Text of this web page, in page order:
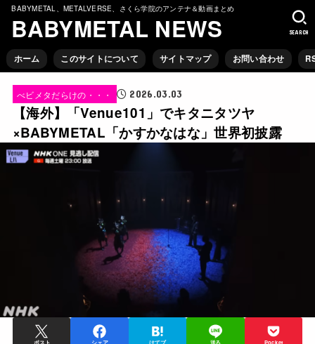
BABYMETAL、METALVERSE、さくら学院のアンテナ＆動画まとめ
BABYMETAL NEWS
ホーム このサイトについて サイトマップ お問い合わせ
SEARCH
べビメタだらけの・・・ 2026.03.03
【海外】「Venue101」でキタニタツヤ
×BABYMETAL「かすかなはな」世界初披露
ポスト シェア はてブ 送る Pocket